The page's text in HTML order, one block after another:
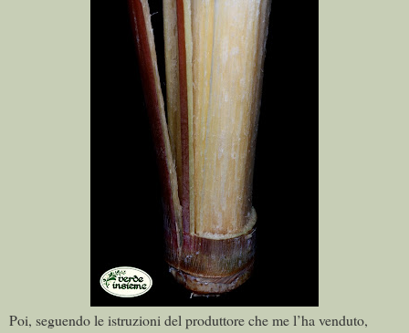
Poi, seguendo le istruzioni del produttore che me l’ha venduto,